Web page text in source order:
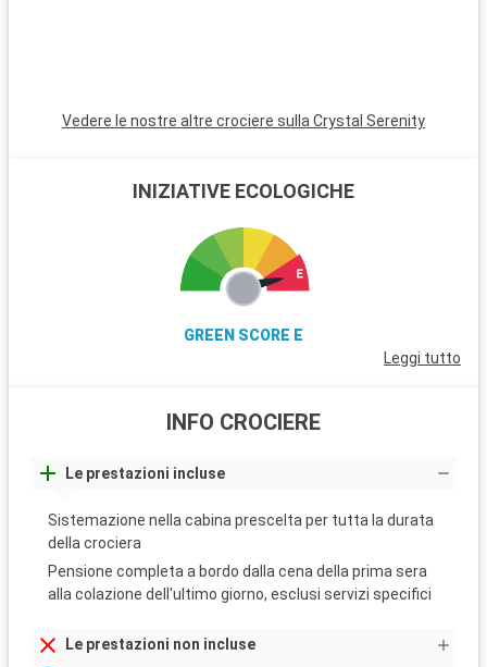
Vedere le nostre altre crociere sulla Crystal Serenity
INIZIATIVE ECOLOGICHE
GREEN SCORE E
Leggi tutto
INFO CROCIERE
Le prestazioni incluse
Sistemazione nella cabina prescelta per tutta la durata
della crociera
Pensione completa a bordo dalla cena della prima sera
alla colazione dell'ultimo giorno, esclusi servizi specifici
Le prestazioni non incluse